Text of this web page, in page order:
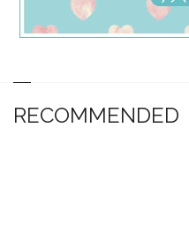
RECOMMENDED